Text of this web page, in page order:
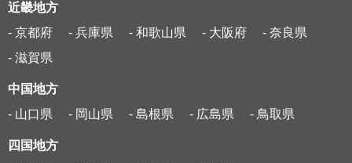
近畿地方
- 京都府
- 兵庫県 - 和歌山県 - 大阪府
- 奈良県
- 滋賀県
中国地方
- 山口県
- 岡山県 - 島根県 - 広島県 - 鳥取県
四国地方